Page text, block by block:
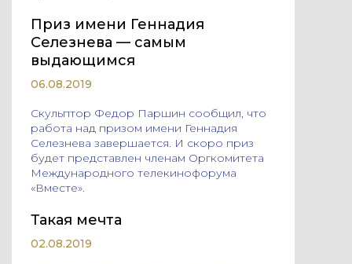
Приз имени Геннадия
Селезнева — самым
выдающимся
06.08.2019
Cкульптор Федор Паршин сообщил, что
работа над призом имени Геннадия
Селезнева завершается. И скоро приз
будет представлен членам Оргкомитета
Международного телекинофорума
«Вместе».
Такая мечта
02.08.2019